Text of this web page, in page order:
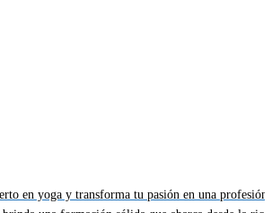
en yoga y transforma tu pasión en una profesión.